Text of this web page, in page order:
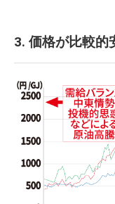
3. 価格が比較的